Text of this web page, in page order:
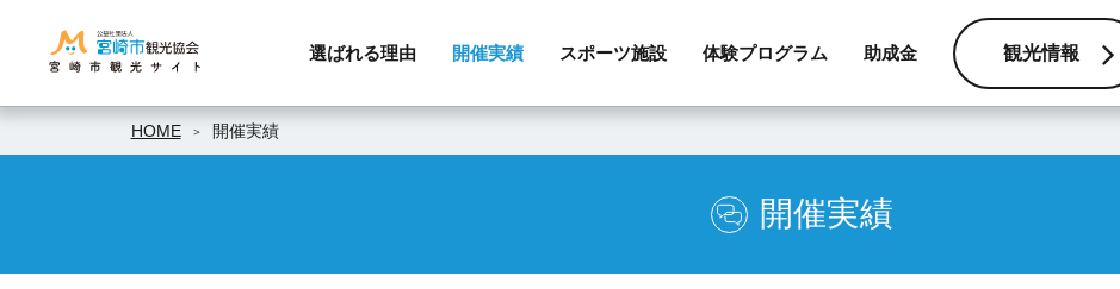
選ばれる理由 開催実績 スポーツ施設 体験プログラム 助成金 観光情報
HOME 開催実績
開催実績